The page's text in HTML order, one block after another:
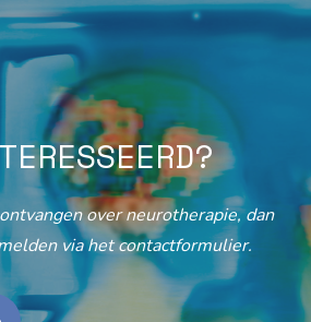
over neurotherapie, dan
via het contactformulier.